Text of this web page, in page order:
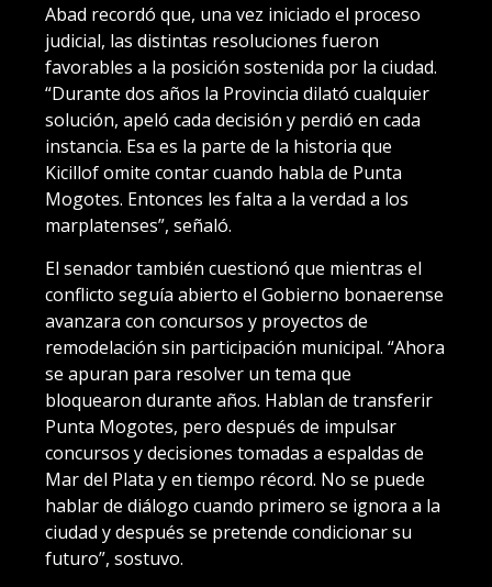
Abad recordó que, una vez iniciado el proceso
judicial, las distintas resoluciones fueron
favorables a la posición sostenida por la ciudad.
“Durante dos años la Provincia dilató cualquier
solución, apeló cada decisión y perdió en cada
instancia. Esa es la parte de la historia que
Kicillof omite contar cuando habla de Punta
Mogotes. Entonces les falta a la verdad a los
marplatenses”, señaló.
El senador también cuestionó que mientras el
conflicto seguía abierto el Gobierno bonaerense
avanzara con concursos y proyectos de
remodelación sin participación municipal. “Ahora
se apuran para resolver un tema que
bloquearon durante años. Hablan de transferir
Punta Mogotes, pero después de impulsar
concursos y decisiones tomadas a espaldas de
Mar del Plata y en tiempo récord. No se puede
hablar de diálogo cuando primero se ignora a la
ciudad y después se pretende condicionar su
futuro”, sostuvo.